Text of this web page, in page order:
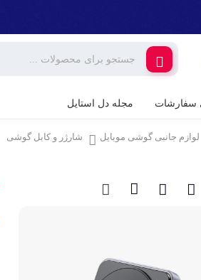
لوازم جانبی گوشی موبایل
کامپیوتر و تجهیزات جانبی
سفارشات مجله دل استایل
لوازم جانبی گوشی موبایل شارژر و کابل گوشی